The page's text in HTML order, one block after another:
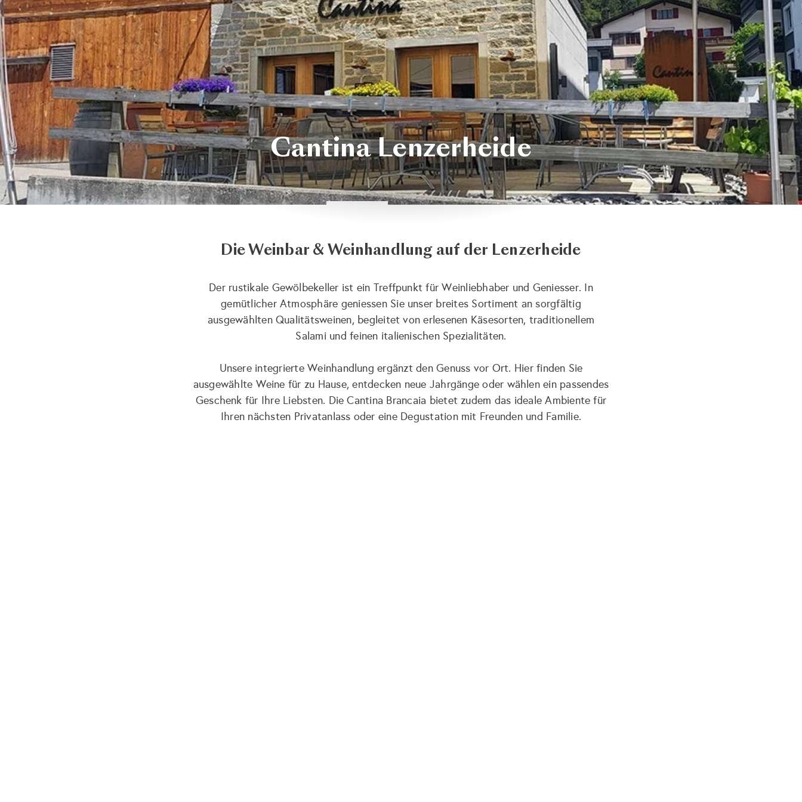
Cantina Lenzerheide
Die Weinbar & Weinhandlung auf der Lenzerheide
Der rustikale Gewölbekeller ist ein Treffpunkt für Weinliebhaber und Geniesser. In
gemütlicher Atmosphäre geniessen Sie unser breites Sortiment an sorgfältig
ausgewählten Qualitätsweinen, begleitet von erlesenen Käsesorten, traditionellem
Salami und feinen italienischen Spezialitäten.
Unsere integrierte Weinhandlung ergänzt den Genuss vor Ort. Hier finden Sie
ausgewählte Weine für zu Hause, entdecken neue Jahrgänge oder wählen ein passendes
Geschenk für Ihre Liebsten. Die Cantina Brancaia bietet zudem das ideale Ambiente für
Ihren nächsten Privatanlass oder eine Degustation mit Freunden und Familie.